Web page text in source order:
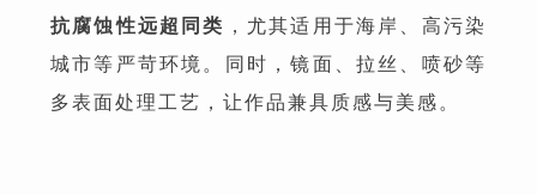
抗腐蚀性远超同类 ，尤其适用于海岸、高污染
城市等严苛环境。同时，镜面、拉丝、喷砂等
多表面处理工艺，让作品兼具质感与美感。